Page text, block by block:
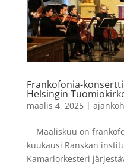
Frankofonia-
Helsingin
maalis 4, 2025|
Maaliskuu on
kuukausi Ranskan
Kamariorkesteri